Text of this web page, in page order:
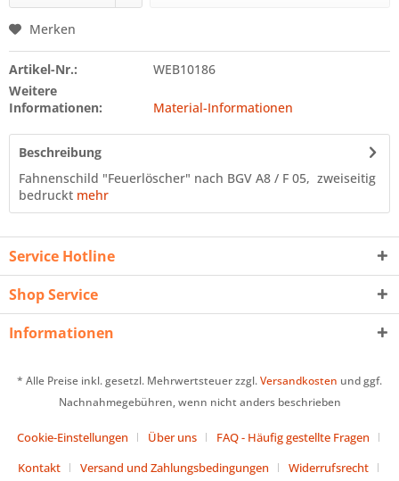
Merken
Artikel-Nr.:
WEB10186
Weitere
Informationen:
Material-Informationen
Beschreibung
Fahnenschild "Feuerlöscher" nach BGV A8 / F 05, zweiseitig
bedruckt mehr
Service Hotline
Shop Service
Informationen
* Alle Preise inkl. gesetzl. Mehrwertsteuer zzgl.Versandkosten und ggf.
Nachnahmegebühren, wenn nicht anders beschrieben
Cookie-Einstellungen Über uns
FAQ - Häufig gestellte Fragen
Kontakt
Versand und Zahlungsbedingungen Widerrufsrecht